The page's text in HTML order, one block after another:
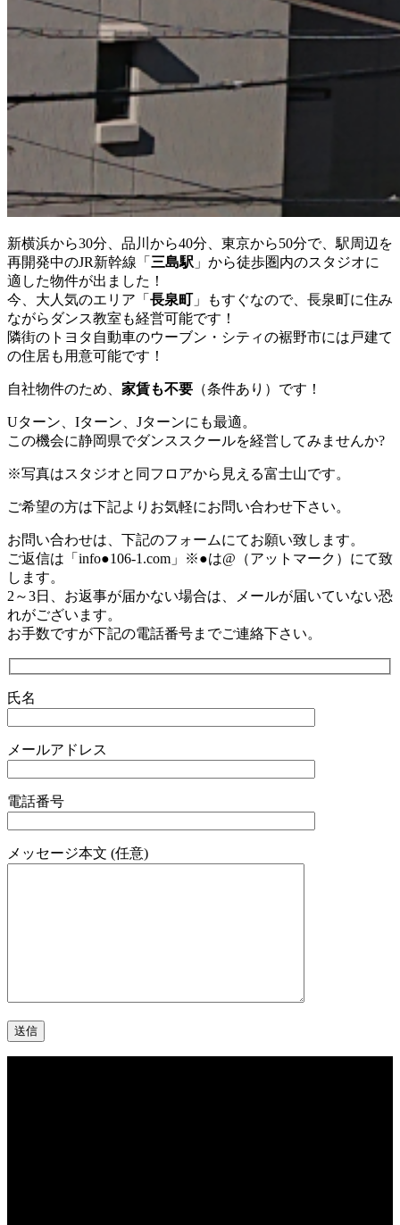
新横浜から30分、品川から40分、東京から50分で、駅周辺を
再開発中のJR新幹線「 三島駅 」から徒歩圏内のスタジオに
適した物件が出ました！
今、大人気のエリア「 長泉町」もすぐなので、長泉町に住み
ながらダンス教室も経営可能です！
隣街のトヨタ自動車のウーブン・シティの裾野市には戸建て
の住居も用意可能です！
自社物件のため、 家賃も不要 （条件あり）です！
Uターン、Iターン、Jターンにも最適。
この機会に静岡県でダンススクールを経営してみませんか?
※写真はスタジオと同フロアから見える富士山です。
ご希望の方は下記よりお気軽にお問い合わせ下さい。
お問い合わせは、下記のフォームにてお願い致します。
ご返信は「info●106-1.com」※●は@（アットマーク）にて致
します。
2～3日、お返事が届かない場合は、メールが届いていない恐
れがございます。
お手数ですが下記の電話番号までご連絡下さい。
氏名
メールアドレス
電話番号
メッセージ本文 (任意)